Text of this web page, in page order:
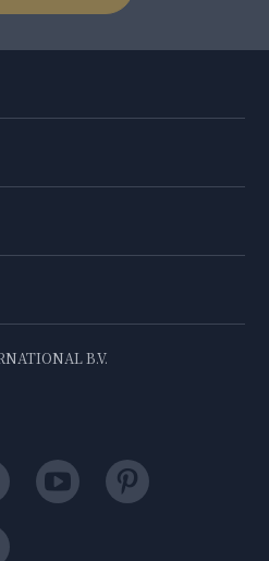
B.V.